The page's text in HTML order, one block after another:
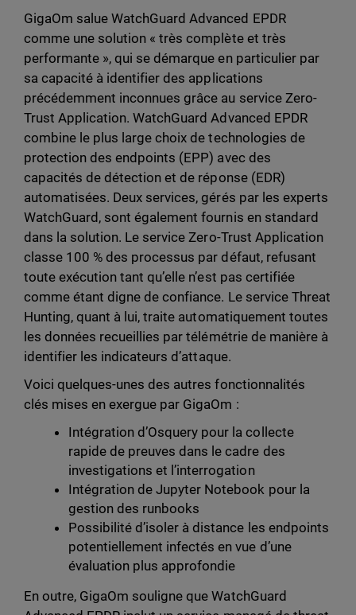
GigaOm salue WatchGuard Advanced EPDR
comme une solution « très complète et très
performante », qui se démarque en particulier par
sa capacité à identifier des applications
précédemment inconnues grâce au service Zero-
Trust Application. WatchGuard Advanced EPDR
combine le plus large choix de technologies de
protection des endpoints (EPP) avec des
capacités de détection et de réponse (EDR)
automatisées. Deux services, gérés par les experts
WatchGuard, sont également fournis en standard
dans la solution. Le service Zero-Trust Application
classe 100 % des processus par défaut, refusant
toute exécution tant qu’elle n’est pas certifiée
comme étant digne de confiance. Le service Threat
Hunting, quant à lui, traite automatiquement toutes
les données recueillies par télémétrie de manière à
identifier les indicateurs d’attaque.
Voici quelques-unes des autres fonctionnalités
clés mises en exergue par GigaOm :
Intégration d’Osquery pour la collecte
rapide de preuves dans le cadre des
investigations et l’interrogation
Intégration de Jupyter Notebook pour la
gestion des runbooks
Possibilité d’isoler à distance les endpoints
potentiellement infectés en vue d’une
évaluation plus approfondie
En outre, GigaOm souligne que WatchGuard